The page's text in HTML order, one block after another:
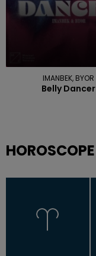
IMANBEK, BYOR
Belly Dancer
HOROSCOPE